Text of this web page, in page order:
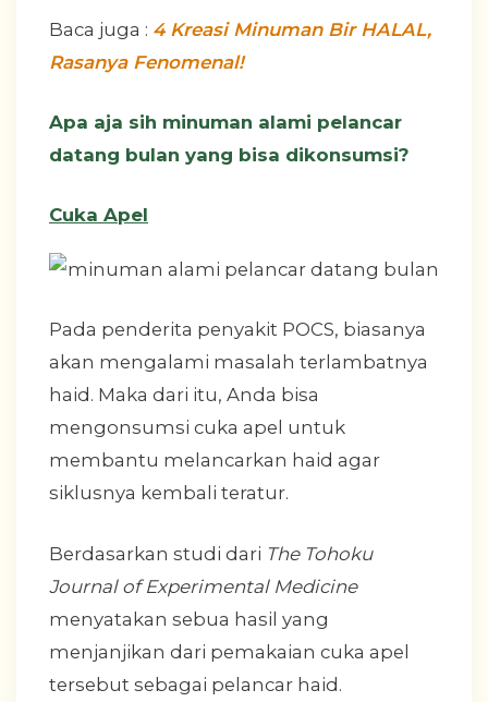
Baca juga : 4 Kreasi Minuman Bir HALAL,
Rasanya Fenomenal!
Apa aja sih minuman alami pelancar
datang bulan yang bisa dikonsumsi?
Cuka Apel
Pada penderita penyakit POCS, biasanya
akan mengalami masalah terlambatnya
haid. Maka dari itu, Anda bisa
mengonsumsi cuka apel untuk
membantu melancarkan haid agar
siklusnya kembali teratur.
Berdasarkan studi dari The Tohoku
Journal of Experimental Medicine
menyatakan sebua hasil yang
menjanjikan dari pemakaian cuka apel
tersebut sebagai pelancar haid.